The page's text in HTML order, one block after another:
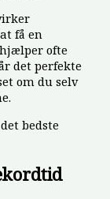
få en
ofte
det perfekte
om du selv